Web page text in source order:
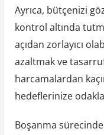
Ayrıca, bütçenizi
kontrol altında
açıdan zorlayıcı
azaltmak ve
harcamalardan
hedeflerinize
Boşanma